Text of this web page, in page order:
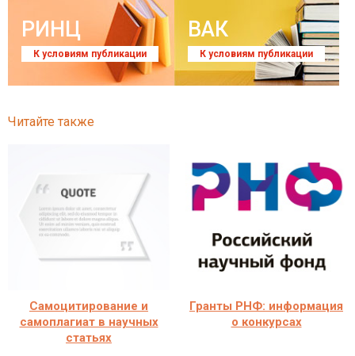
РИНЦ
К условиям публикации
ВАК
К условиям публикации
Читайте также
Самоцитирование и
самоплагиат в научных
статьях
Гранты РНФ: информация
о конкурсах